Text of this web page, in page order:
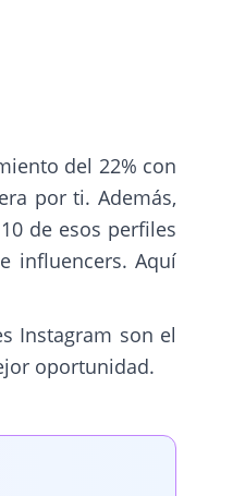
del 22% con
por ti. Además,
de esos perfiles
influencers. Aquí
Instagram son el
oportunidad.